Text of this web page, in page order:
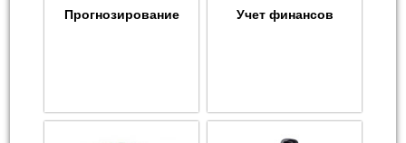
Прогнозирование Учет финансов